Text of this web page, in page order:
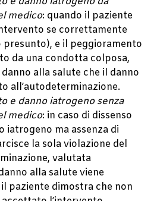
medico: quando il paziente
se correttamente
presunto), e il peggioramento
da una condotta colposa,
alla salute che il danno
all’autodeterminazione.
e danno iatrogeno senza
medico: in caso di dissenso
iatrogeno ma assenza di
la sola violazione del
valutata
alla salute viene
paziente dimostra che non